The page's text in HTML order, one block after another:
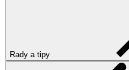
Rady a tipy